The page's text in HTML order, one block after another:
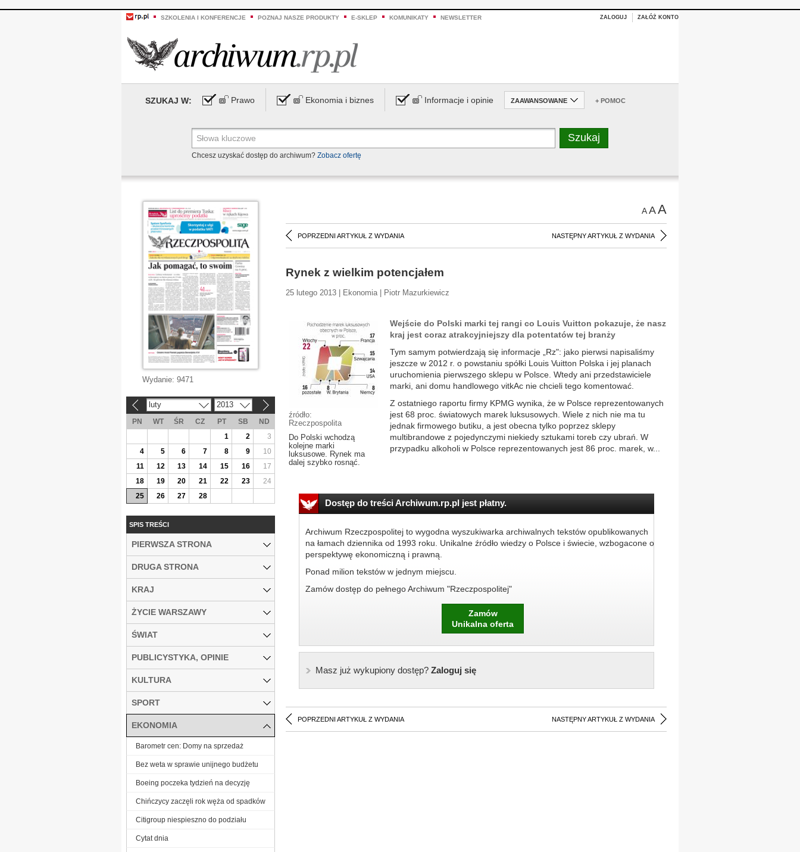
SZKOLENIA I KONFERENCJE POZNAJ NASZE PRODUKTY E-SKLEP KOMUNIKATY NEWSLETTER ZALOGUJ ZAŁÓŻ KONTO
SZUKAJ W: Prawo Ekonomia i biznes Informacje i opinie ZAAWANSOWANE + POMOC
Chcesz uzyskać dostęp do archiwum? Zobacz ofertę
AAA
POPRZEDNI ARTYKUŁ Z WYDANIA NASTĘPNY ARTYKUŁ Z WYDANIA
Rynek z wielkim potencjałem
25 lutego 2013 | Ekonomia | Piotr Mazurkiewicz
źródło:
Rzeczpospolita
Do Polski wchodzą
kolejne marki
luksusowe. Rynek ma
dalej szybko rosnąć.
Wejście do Polski marki tej rangi co Louis Vuitton pokazuje, że nasz
kraj jest coraz atrakcyjniejszy dla potentatów tej branży
Tym samym potwierdzają się informacje „Rz": jako pierwsi napisaliśmy
jeszcze w 2012 r. o powstaniu spółki Louis Vuitton Polska i jej planach
uruchomienia pierwszego sklepu w Polsce. Wtedy ani przedstawiciele
marki, ani domu handlowego vitkAc nie chcieli tego komentować.
Z ostatniego raportu firmy KPMG wynika, że w Polsce reprezentowanych
jest 68 proc. światowych marek luksusowych. Wiele z nich nie ma tu
jednak firmowego butiku, a jest obecna tylko poprzez sklepy
multibrandowe z pojedynczymi niekiedy sztukami toreb czy ubrań. W
przypadku alkoholi w Polsce reprezentowanych jest 86 proc. marek, w...
Dostęp do treści Archiwum.rp.pl jest płatny.
Archiwum Rzeczpospolitej to wygodna wyszukiwarka archiwalnych tekstów opublikowanych
na łamach dziennika od 1993 roku. Unikalne źródło wiedzy o Polsce i świecie, wzbogacone o
perspektywę ekonomiczną i prawną.
Ponad milion tekstów w jednym miejscu.
Zamów dostęp do pełnego Archiwum "Rzeczpospolitej"
Zamów
Unikalna oferta
Masz już wykupiony dostęp?Zaloguj się
POPRZEDNI ARTYKUŁ Z WYDANIA NASTĘPNY ARTYKUŁ Z WYDANIA
Wydanie: 9471
luty 2013
PN WT ŚR CZ PT SB
ND
1
2
3
4
5 6 7 8 9
10
11
12 13 14 15 16
17
18
19 20 21 22 23
24
25
26 27 28
SPIS TREŚCI
PIERWSZA STRONA
DRUGA STRONA
KRAJ
ŻYCIE WARSZAWY
ŚWIAT
PUBLICYSTYKA, OPINIE
KULTURA
SPORT
EKONOMIA
Barometr cen: Domy na sprzedaż
Bez weta w sprawie unijnego budżetu
Boeing poczeka tydzień na decyzję
Chińczycy zaczęli rok węża od spadków
Citigroup niespieszno do podziału
Cytat dnia